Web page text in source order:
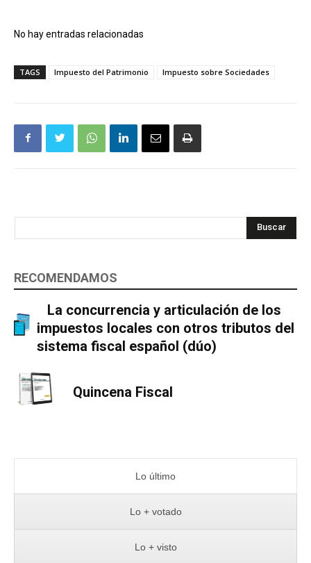
No hay entradas relacionadas
TAGS Impuesto del Patrimonio Impuesto sobre Sociedades
Buscar
RECOMENDAMOS
La concurrencia y articulación de los
impuestos locales con otros tributos del
sistema fiscal español (dúo)
Quincena Fiscal
Lo último
Lo + votado
Lo + visto